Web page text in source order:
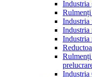
Industria
Industria
Industria
Industria
Rulmenți
Industria